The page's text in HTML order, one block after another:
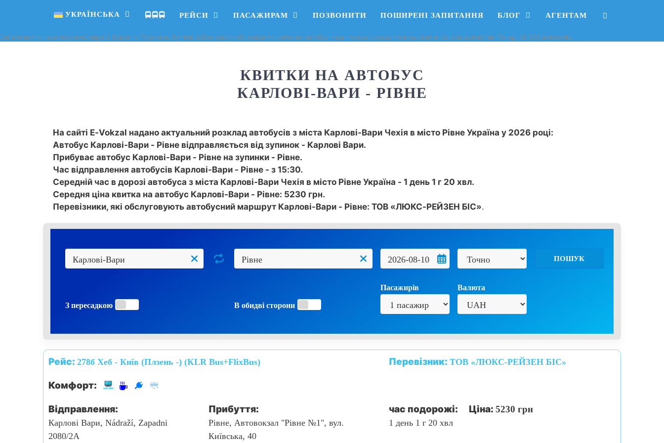
УКРАЇНСЬКА 🚍🚍🚍 РЕЙСИ ПАСАЖИРАМ ПОЗВОНИТИ ПОШИРЕНІ ЗАПИТАННЯ БЛОГ АГЕНТАМ
Онлайн квитки на автобуси по Україні, Європі та Туреччині. Купити, забронювати або замовити квиток на автобус. Наші переваги: ​​гарантія низької ціни, бонуси за покупки. Понад 120 000 напрямків.
КВИТКИ НА АВТОБУС
КАРЛОВІ-ВАРИ - РІВНЕ
На сайті E-Vokzal надано актуальний розклад автобусів з міста Карлові-Вари Чехія в місто Рівне Україна у 2026 році:
Автобус Карлові-Вари - Рівне відправляється від зупинок - Карлові Вари.
Прибуває автобус Карлові-Вари - Рівне на зупинки - Рівне.
Час відправлення автобусів Карлові-Вари - Рівне - з 15:30.
Середній час в дорозі автобуса з міста Карлові-Вари Чехія в місто Рівне Україна - 1 день 1 г 20 хвл.
Середня ціна квитка на автобус Карлові-Вари - Рівне: 5230 грн.
Перевізники, які обслуговують автобусний маршрут Карлові-Вари - Рівне: ТОВ «ЛЮКС-РЕЙЗЕН БІС».
ПОШУК
З пересадкою В обидві сторони
Пасажирів Валюта
Рейс: 278б Хеб - Київ (Плзень -) (KLR Bus+FlixBus) Перевізник: ТОВ «ЛЮКС-РЕЙЗЕН БІС»
Комфорт:
Відправлення:
Карлові Вари, Nádraží, Zapadni
2080/2A
Прибуття:
Рівне, Автовокзал "Рівне №1", вул.
Київська, 40
час подорожі:
1 день 1 г 20 хвл
Ціна: 5230 грн